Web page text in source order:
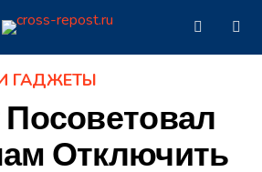
ГАДЖЕТЫ
Посоветовал
Отключить